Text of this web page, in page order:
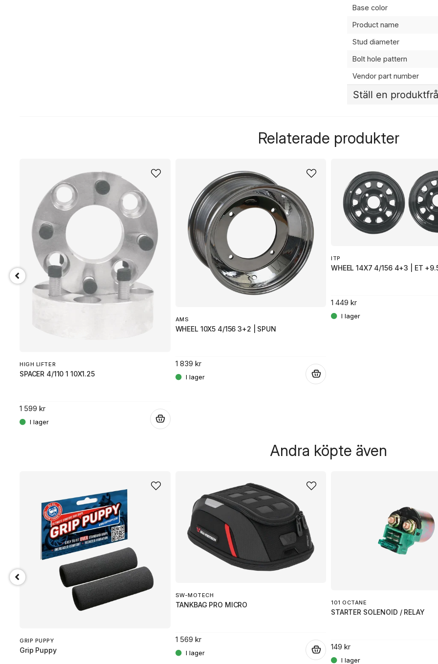
Base color
Product name
Stud diameter
Bolt hole pattern
Vendor part number
Ställ en
name
Namn
Ja, ni får publicera
Relaterade produkter
HIGH LIFTER
SPACER 4/110 1 10X1.25
1 599 kr
AMS
WHEEL 10X5 4/156 3+2 | SPUN
1 839 kr
ITP
WHEEL 14X7 4/156 4+3 | ET
1 449 kr
Andra köpte även
GRIP PUPPY
Grip Puppy
SW-MOTECH
TANKBAG PRO MICRO
1 569 kr
101 OCTANE
STARTER SOLENOID / RELAY
149 kr